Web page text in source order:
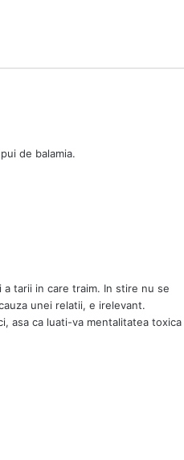
de balamia.
tarii in care traim. In stire nu se
unei relatii, e irelevant.
asa ca luati-va mentalitatea toxica